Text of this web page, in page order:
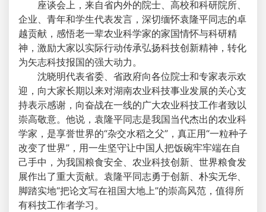
座谈会上，来自省内外的院士、高校和科研院所、
企业、青年和学生代表发言，深切缅怀袁隆平同志的卓
越贡献，感悟老一辈农业科学家的家国情怀与科研精
神，激励大家以实际行动传承弘扬科技创新精神，转化
为矢志科技报国的强大动力。
沈晓明代表省委、省政府向各位院士和专家表示欢
迎，向大家长期以来对湖南农业科技事业发展的关心支
持表示感谢，向奋战在一线的广大农业科技工作者致以
崇高敬意。他说，袁隆平同志是我国当代杰出的农业科
学家，是享誉世界的“杂交水稻之父”，真正用“一粒种子
改变了世界”，用一生坚守让中国人把饭碗牢牢端在自
己手中，为我国粮食安全、农业科技创新、世界粮食发
展作出了重大贡献。袁隆平同志勇于创新、朴实无华、
脚踏实地“把论文写在祖国大地上”的崇高风范，值得所
有科技工作者学习。